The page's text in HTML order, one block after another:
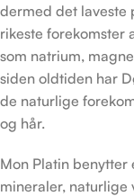
dermed det laveste
rikeste forekomster
som natrium,
siden oldtiden har
de naturlige
og hår.
Mon Platin benytter
mineraler, naturlige